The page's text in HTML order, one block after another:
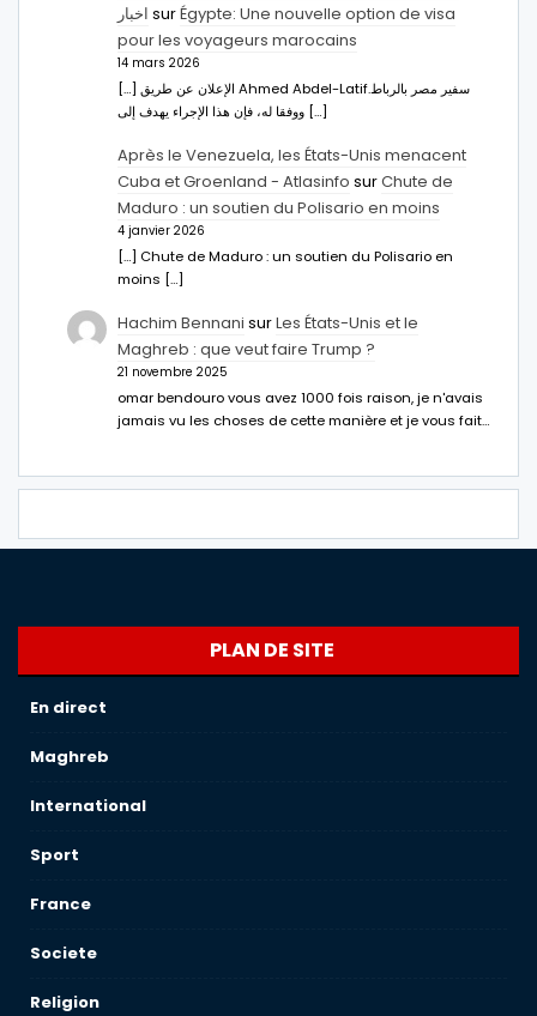
اخبار surÉgypte: Une nouvelle option de visa
pour les voyageurs marocains
14 mars 2026
[…] الإعلان عن طريق Ahmed Abdel-Latifسفير مصر بالرباط.
ووفقا له، فإن هذا الإجراء يهدف إلى […]
Après le Venezuela, les États-Unis menacent
Cuba et Groenland - Atlasinfo surChute de
Maduro : un soutien du Polisario en moins
4 janvier 2026
[…] Chute de Maduro : un soutien du Polisario en
moins […]
Hachim Bennani surLes États-Unis et le
Maghreb : que veut faire Trump ?
21 novembre 2025
omar bendouro vous avez 1000 fois raison, je n'avais
jamais vu les choses de cette manière et je vous fait…
PLAN DE SITE
En direct
Maghreb
International
Sport
France
Societe
Religion